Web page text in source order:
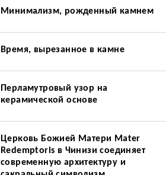
Минимализм, рожденный камнем
Время, вырезанное в камне
Перламутровый узор на
керамической основе
Церковь Божией Матери Mater
Redemptoris в Чинизи соединяет
современную архитектуру и